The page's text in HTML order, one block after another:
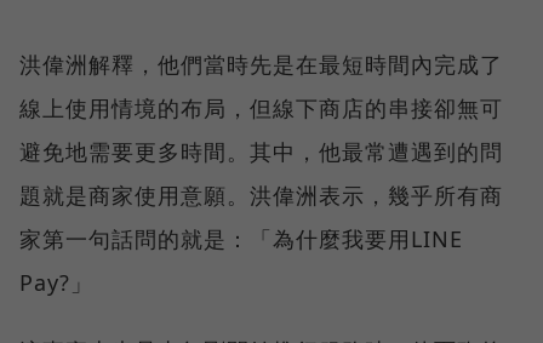
洪偉洲解釋，他們當時先是在最短時間內完成了
線上使用情境的布局，但線下商店的串接卻無可
避免地需要更多時間。其中，他最常遭遇到的問
題就是商家使用意願。洪偉洲表示，幾乎所有商
家第一句話問的就是：「為什麼我要用LINE
Pay?」